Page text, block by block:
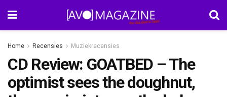
Home Recensies Muziekrecensies
CD Review: GOATBED – The
optimist sees the doughnut,